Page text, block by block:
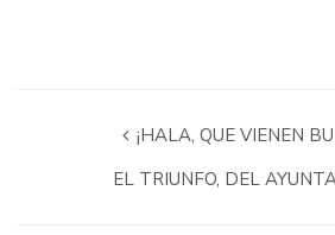
¡HALA, QUE VIENEN
EL TRIUNFO, DEL